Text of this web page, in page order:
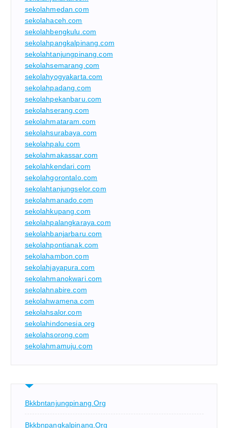
sekolahmedan.com
sekolahaceh.com
sekolahbengkulu.com
sekolahpangkalpinang.com
sekolahtanjungpinang.com
sekolahsemarang.com
sekolahyogyakarta.com
sekolahpadang.com
sekolahpekanbaru.com
sekolahserang.com
sekolahmataram.com
sekolahsurabaya.com
sekolahpalu.com
sekolahmakassar.com
sekolahkendari.com
sekolahgorontalo.com
sekolahtanjungselor.com
sekolahmanado.com
sekolahkupang.com
sekolahpalangkaraya.com
sekolahbanjarbaru.com
sekolahpontianak.com
sekolahambon.com
sekolahjayapura.com
sekolahmanokwari.com
sekolahnabire.com
sekolahwamena.com
sekolahsalor.com
sekolahindonesia.org
sekolahsorong.com
sekolahmamuju.com
Bkkbntanjungpinang.org
Bkkbnpangkalpinang.org